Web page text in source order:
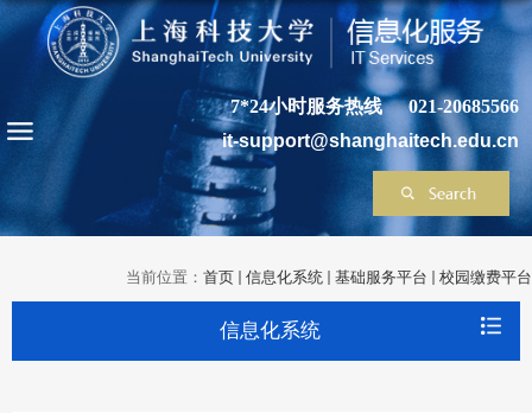
7*24小时服务热线
021-20685566
it-support@shanghaitech.edu.cn
信息化系统
当前位置： 首页 信息化系统 基础服务平台 校园缴费平台